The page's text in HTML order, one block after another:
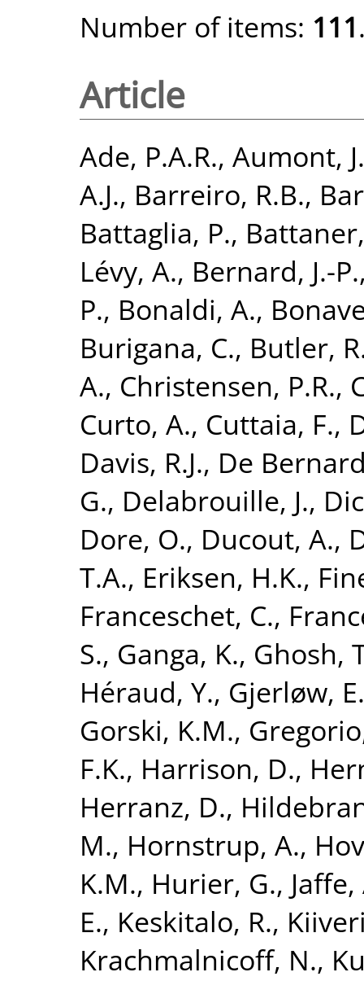
Number of items: 111
Article
Ade, P.A.R., Aumont, J.
A.J., Barreiro, R.B.,
Battaglia, P.,
Lévy, A., Bernard, J.-P.
P., Bonaldi, A.,
Burigana, C., Butler,
A., Christensen, P.R.,
Curto, A., Cuttaia, F.,
Davis, R.J., De
G., Delabrouille, J.,
Dore, O., Ducout, A.,
T.A., Eriksen, H.K.,
Franceschet, C.,
S., Ganga, K., Ghosh,
Héraud, Y., Gjerløw, E.
Gorski, K.M.,
F.K., Harrison, D.,
Herranz, D.,
M., Hornstrup, A.,
K.M., Hurier, G.,
E., Keskitalo, R.,
Krachmalnicoff, N.,